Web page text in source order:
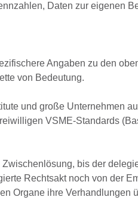
Daten zur eigenen
Angaben zu den
von Bedeutung.
und große Unternehmen
VSME-Standards
bis der
Rechtsakt noch von der
Organe ihre Verhandlungen